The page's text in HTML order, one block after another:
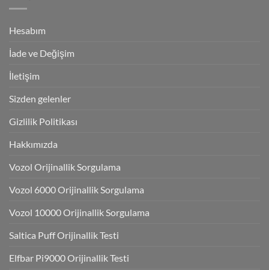
Hesabım
İade ve Değişim
İletişim
Sizden gelenler
Gizlilik Politikası
Hakkımızda
Vozol Orijinallik Sorgulama
Vozol 6000 Orijinallik Sorgulama
Vozol 10000 Orijinallik Sorgulama
Saltica Puff Orijinallik Testi
Elfbar Pi9000 Orijinallik Testi